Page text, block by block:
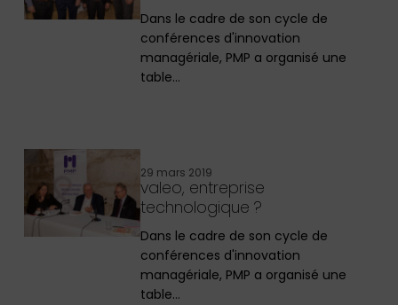
Dans le cadre de son cycle de
conférences d'innovation
managériale, PMP a organisé une
table…
29 mars 2019
valeo, entreprise
technologique ?
Dans le cadre de son cycle de
conférences d'innovation
managériale, PMP a organisé une
table…